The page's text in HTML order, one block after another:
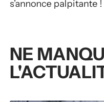
s’annonce palpitante !
NE